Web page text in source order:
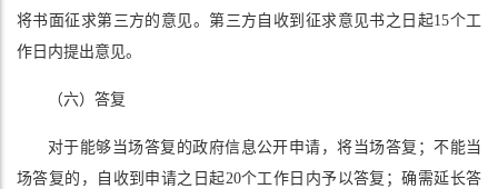
将书面征求第三方的意见。第三方自收到征求意见书之日起15个工
作日内提出意见。
（六）答复
对于能够当场答复的政府信息公开申请，将当场答复；不能当
场答复的，自收到申请之日起20个工作日内予以答复；确需延长答